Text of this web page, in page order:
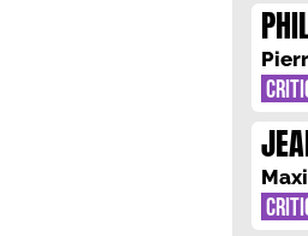
DE